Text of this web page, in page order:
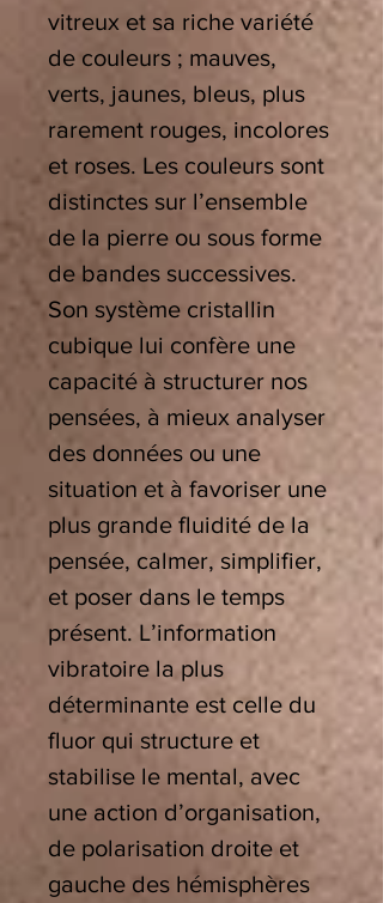
vitreux et sa riche variété
de couleurs ; mauves,
verts, jaunes, bleus, plus
rarement rouges, incolores
et roses. Les couleurs sont
distinctes sur l’ensemble
de la pierre ou sous forme
de bandes successives.
Son système cristallin
cubique lui confère une
capacité à structurer nos
pensées, à mieux analyser
des données ou une
situation et à favoriser une
plus grande fluidité de la
pensée, calmer, simplifier,
et poser dans le temps
présent. L’information
vibratoire la plus
déterminante est celle du
fluor qui structure et
stabilise le mental, avec
une action d’organisation,
de polarisation droite et
gauche des hémisphères